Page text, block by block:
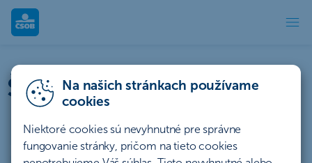
Na našich stránkach používame
cookies
Niektoré cookies sú nevyhnutné pre správne
fungovanie stránky, pričom na tieto cookies
Štatúty súťaží a akcií
Účty a platby Úvery a lízing